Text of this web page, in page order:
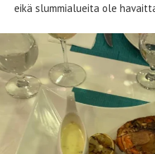
eikä slummialueita ole